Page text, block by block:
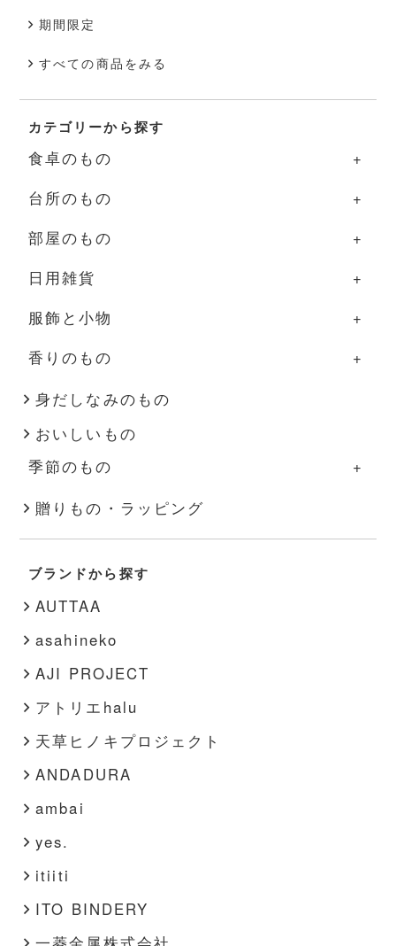
期間限定
すべての商品をみる
カテゴリーから探す
食卓のもの
食卓のものの一覧
器
グラス・カップ
箸・カトラリー
盆・トレー
その他
台所のもの
台所のものの一覧
調理道具
ふきん・タオル
その他
部屋のもの
部屋のものの一覧
照明
家具
花器
インテリア雑貨
その他
日用雑貨
日用雑貨の一覧
掃除道具
布もの・タオル
ハンドソープ・石鹸
スキンケア
文房具
その他
服飾と小物
服飾と小物の一覧
洋服
バッグ・帽子
アクセサリー
靴下
インナー
その他
香りのもの
香りのものの一覧
アロマ用品
キャンドル
身だしなみのもの
おいしいもの
季節のもの
季節のものの一覧
秋・冬
春・夏
贈りもの・ラッピング
ブランドから探す
AUTTAA
asahineko
AJI PROJECT
アトリエhalu
天草ヒノキプロジェクト
ANDADURA
ambai
yes.
itiiti
ITO BINDERY